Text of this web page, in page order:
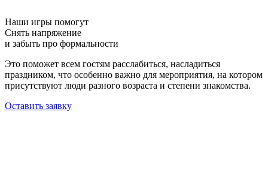
Наши игры помогут
Снять напряжение
и забыть про формальности
Это поможет всем гостям расслабиться, насладиться
праздником, что особенно важно для мероприятия, на котором
присутствуют люди разного возраста и степени знакомства.
Оставить заявку